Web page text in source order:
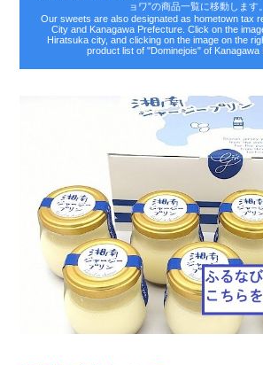
ョワ”の商品一覧に移動します。
Our sweets are also designated as hometown tax
City and Kanagawa Prefecture. Click on the
Hiratsuka city, and clicking on the image on the
product list of "Dominejois" of Kanagawa